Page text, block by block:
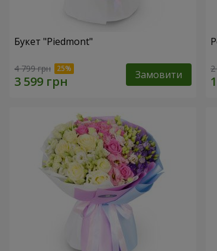
Букет "Piedmont"
4 799 грн Замовити 2